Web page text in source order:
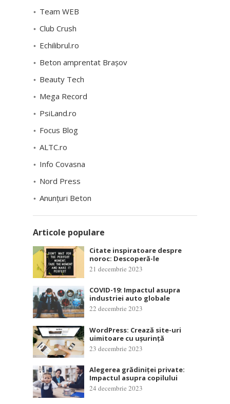
Team WEB
Club Crush
Echilibrul.ro
Beton amprentat Brașov
Beauty Tech
Mega Record
PsiLand.ro
Focus Blog
ALTC.ro
Info Covasna
Nord Press
Anunțuri Beton
Articole populare
Citate inspiratoare despre
noroc: Descoperă-le
21 decembrie 2023
COVID-19: Impactul asupra
industriei auto globale
22 decembrie 2023
WordPress: Crează site-uri
uimitoare cu ușurință
23 decembrie 2023
Alegerea grădiniței private:
Impactul asupra copilului
24 decembrie 2023